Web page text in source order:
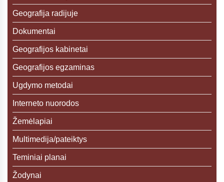
Geografija radijuje
Dokumentai
Geografijos kabinetai
Geografijos egzaminas
Ugdymo metodai
Interneto nuorodos
Žemėlapiai
Multimedija/pateiktys
Teminiai planai
Žodynai